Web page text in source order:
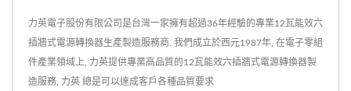
力英電子股份有限公司是台灣一家擁有超過36年經驗的專業12瓦能效六
插牆式電源轉換器生產製造服務商. 我們成立於西元1987年, 在電子零組
件產業領域上, 力英提供專業高品質的12瓦能效六插牆式電源轉換器製
造服務, 力英 總是可以達成客戶各種品質要求